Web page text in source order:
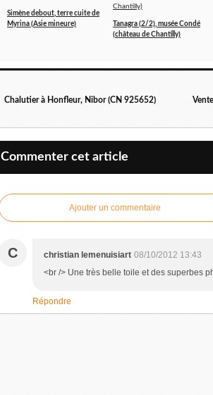
Simène debout, terre cuite de
Myrina (Asie mineure)
Tanagra (2/2), musée Condé
(château de Chantilly)
Chalutier à Honfleur, Nibor (CN 925652)
Commenter cet article
Ajouter un commentaire
C christian lemenuisiart 08/10/2012 13:43
<br /> Une très belle toile et des superbes
Répondre